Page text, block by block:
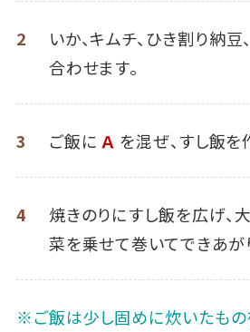
2
いか、キムチ、ひき割り納豆
合わせます。
3 ご飯に Ａ を混ぜ、すし飯を
4 焼きのりにすし飯を広げ、大
菜を乗せて巻いてできあが
※ご飯は少し固めに炊いたもの